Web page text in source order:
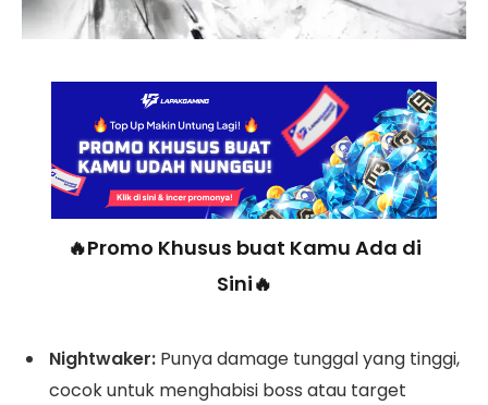
🔥Promo Khusus buat Kamu Ada di
Sini🔥
Nightwaker: Punya damage tunggal yang tinggi,
cocok untuk menghabisi boss atau target